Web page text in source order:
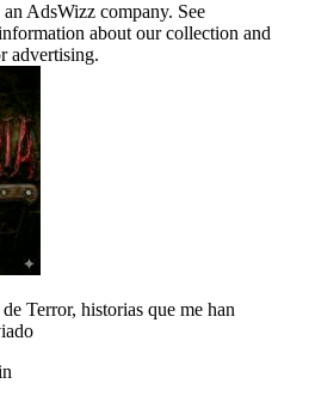
AdsWizz company. See
about our collection and
advertising.
Terror, historias que me han